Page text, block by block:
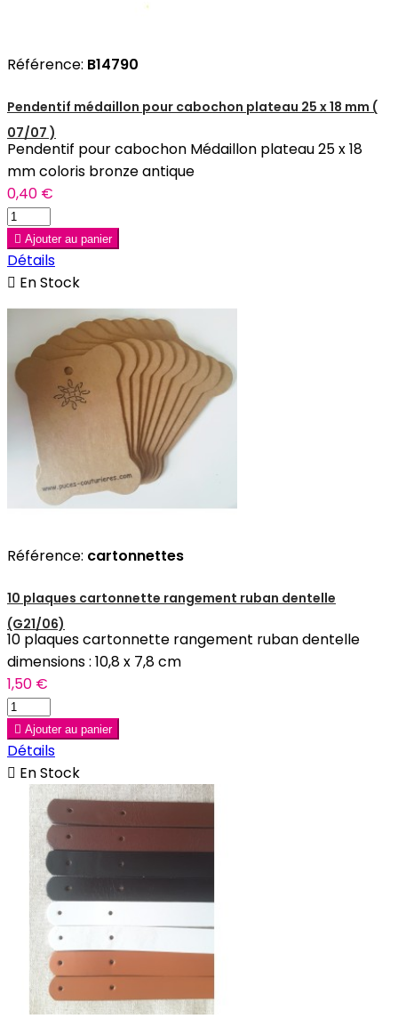
Référence: B14790
Pendentif médaillon pour cabochon plateau 25 x 18 mm (
07/07 )
Pendentif pour cabochon Médaillon plateau 25 x 18
mm coloris bronze antique
0,40 €
 Ajouter au panier
Détails
 En Stock
Référence: cartonnettes
10 plaques cartonnette rangement ruban dentelle
(G21/06)
10 plaques cartonnette rangement ruban dentelle
dimensions : 10,8 x 7,8 cm
1,50 €
 Ajouter au panier
Détails
 En Stock